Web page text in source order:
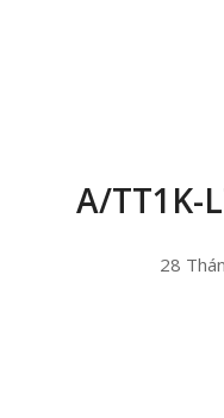
A/TT1K-
28